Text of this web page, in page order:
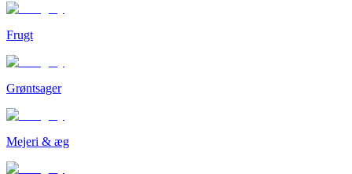
Frugt
Grøntsager
Mejeri & æg